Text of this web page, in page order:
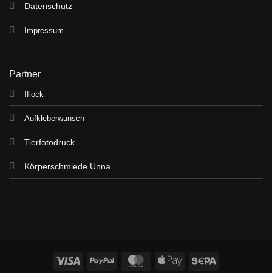
Datenschutz
Impressum
Partner
Iflock
Aufkleberwunsch
Tierfotodruck
Körperschmiede Unna
Visa PayPal MasterCardApple